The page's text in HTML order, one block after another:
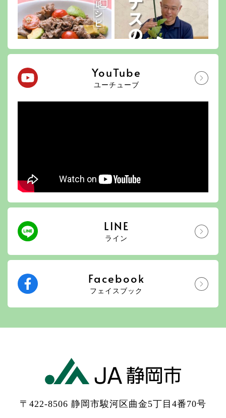
YouTube
ユーチューブ
LINE
ライン
Facebook
フェイスブック
〒422-8506 静岡市駿河区曲金5丁目4番70号